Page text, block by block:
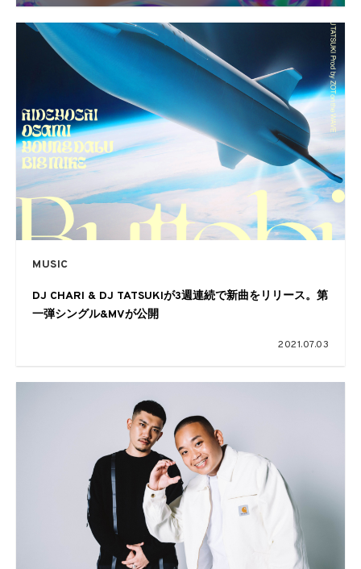
MUSIC
DJ CHARI & DJ TATSUKIが3週連続で新曲をリリース。第
一弾シングル&MVが公開
2021.07.03